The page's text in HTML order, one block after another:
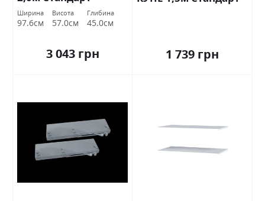
Ширина
97.6см
Висота
57.0см
Глибина
45.0см
3 043 грн 1 739 грн